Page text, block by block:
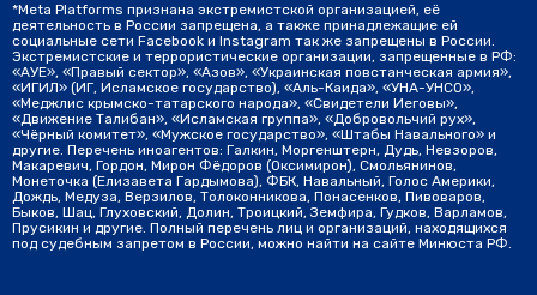
*Meta Platforms признана экстремистской организацией, её
деятельность в России запрещена, а также принадлежащие ей
социальные сети Facebook и Instagram так же запрещены в России.
Экстремистские и террористические организации, запрещенные в РФ:
«АУЕ», «Правый сектор», «Азов», «Украинская повстанческая армия»,
«ИГИЛ» (ИГ, Исламское государство), «Аль-Каида», «УНА-УНСО»,
«Меджлис крымско-татарского народа», «Свидетели Иеговы»,
«Движение Талибан», «Исламская группа», «Добровольчий рух»,
«Чёрный комитет», «Мужское государство», «Штабы Навального» и
другие. Перечень иноагентов: Галкин, Моргенштерн, Дудь, Невзоров,
Макаревич, Гордон, Мирон Фёдоров (Оксимирон), Смольянинов,
Монеточка (Елизавета Гардымова), ФБК, Навальный, Голос Америки,
Дождь, Медуза, Верзилов, Толоконникова, Понасенков, Пивоваров,
Быков, Шац, Глуховский, Долин, Троицкий, Земфира, Гудков, Варламов,
Прусикин и другие. Полный перечень лиц и организаций, находящихся
под судебным запретом в России, можно найти на сайте Минюста РФ.